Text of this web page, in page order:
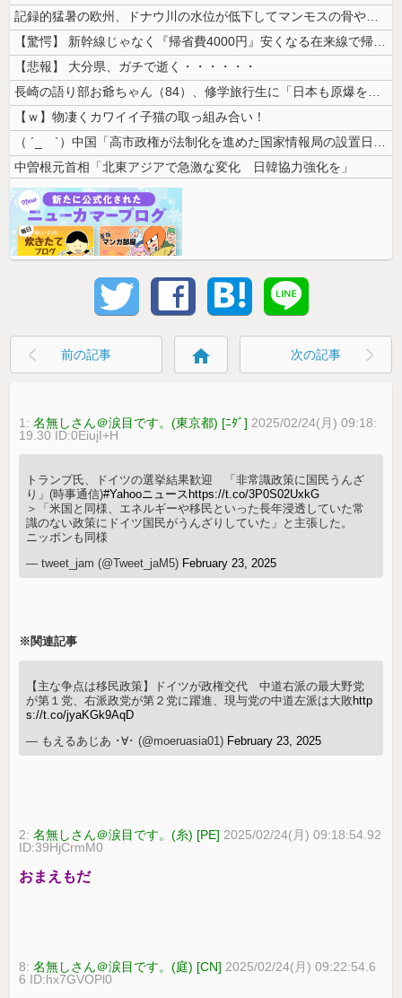
記録的猛暑の欧州、ドナウ川の水位が低下してマンモスの骨や沈没したドイツ...
【驚愕】 新幹線じゃなく『帰省費4000円』安くなる在来線で帰省した結...
【悲報】 大分県、ガチで逝く・・・・・・
長崎の語り部お爺ちゃん（84）、修学旅行生に「日本も原爆を持たないと負...
【ｗ】物凄くカワイイ子猫の取っ組み合い！
（ ´_ゝ`）中国「高市政権が法制化を進めた国家情報局の設置日が7月3...
中曽根元首相「北東アジアで急激な変化 日韓協力強化を」
前の記事 home 次の記事
1:名無しさん＠涙目です。(東京都) [ﾆﾀﾞ] 2025/02/24(月) 09:18:
19.30 ID:0EiujI+H
トランプ氏、ドイツの選挙結果歓迎 「非常識政策に国民うんざ
り」(時事通信)#Yahooニュース https://t.co/3P0S02UxkG
＞「米国と同様、エネルギーや移民といった長年浸透していた常
識のない政策にドイツ国民がうんざりしていた」と主張した。
ニッポンも同様
— tweet_jam (@Tweet_jaM5) February 23, 2025
※関連記事
【主な争点は移民政策】ドイツが政権交代 中道右派の最大野党
が第１党、右派政党が第２党に躍進、現与党の中道左派は大敗 http
s://t.co/jyaKGk9AqD
— もえるあじあ ･∀･ (@moeruasia01) February 23, 2025
2:名無しさん＠涙目です。(糸) [PE] 2025/02/24(月) 09:18:54.92
ID:39HjCrmM0
おまえもだ
8:名無しさん＠涙目です。(庭) [CN] 2025/02/24(月) 09:22:54.6
6 ID:hx7GVOPl0